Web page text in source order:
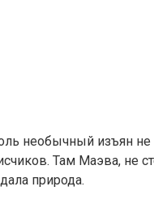
необычный изъян
Там Маэва, не
природа.